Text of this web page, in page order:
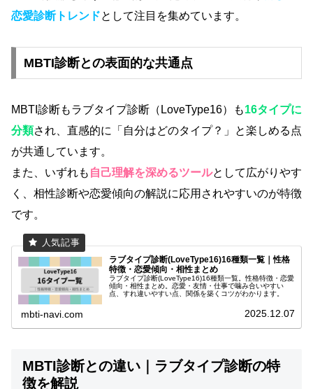
恋愛診断トレンドとして注目を集めています。
MBTI診断との表面的な共通点
MBTI診断もラブタイプ診断（LoveType16）も16タイプに
分類され、直感的に「自分はどのタイプ？」と楽しめる点
が共通しています。
また、いずれも 自己理解を深めるツールとして広がりやす
く、相性診断や恋愛傾向の解説に応用されやすいのが特徴
です。
ラブタイプ診断(LoveType16)16種類一覧｜性格
特徴・恋愛傾向・相性まとめ
ラブタイプ診断(LoveType16)16種類一覧。性格特徴・恋愛
傾向・相性まとめ。恋愛・友情・仕事で噛み合いやすい
点、すれ違いやすい点、関係を築くコツがわかります。
mbti-navi.com 2025.12.07
MBTI診断との違い｜ラブタイプ診断の特
徴を解説